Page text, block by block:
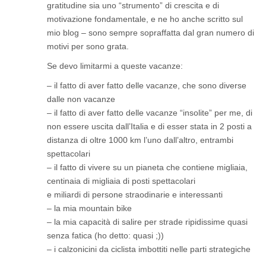
gratitudine sia uno “strumento” di crescita e di
motivazione fondamentale, e ne ho anche scritto sul
mio blog – sono sempre sopraffatta dal gran numero di
motivi per sono grata.
Se devo limitarmi a queste vacanze:
– il fatto di aver fatto delle vacanze, che sono diverse
dalle non vacanze
– il fatto di aver fatto delle vacanze “insolite” per me, di
non essere uscita dall’Italia e di esser stata in 2 posti a
distanza di oltre 1000 km l’uno dall’altro, entrambi
spettacolari
– il fatto di vivere su un pianeta che contiene migliaia,
centinaia di migliaia di posti spettacolari
e miliardi di persone straodinarie e interessanti
– la mia mountain bike
– la mia capacità di salire per strade ripidissime quasi
senza fatica (ho detto: quasi ;))
– i calzonicini da ciclista imbottiti nelle parti strategiche